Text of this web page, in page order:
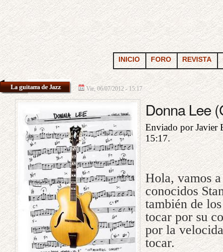
INICIO FORO REVISTA
La guitarra de Jazz Vie, 06/07/2012 - 15:17
Donna Lee
Enviado por Javier
15:17.
Hola, vamos
conocidos
también de
tocar por su
por la
tocar.